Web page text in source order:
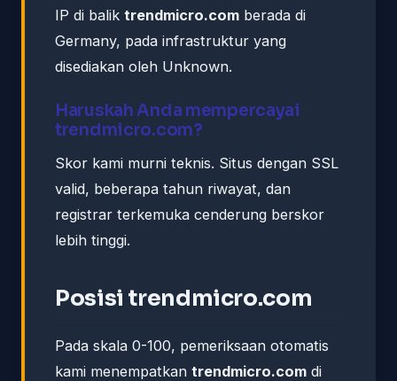
IP di balik trendmicro.com berada di
Germany, pada infrastruktur yang
disediakan oleh Unknown.
Haruskah Anda mempercayai
trendmicro.com?
Skor kami murni teknis. Situs dengan SSL
valid, beberapa tahun riwayat, dan
registrar terkemuka cenderung berskor
lebih tinggi.
Posisi trendmicro.com
Pada skala 0-100, pemeriksaan otomatis
kami menempatkan trendmicro.com di